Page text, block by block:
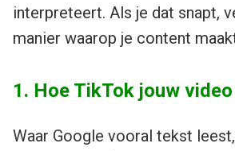
interpreteert. Als je dat snapt,
manier waarop je content
1. Hoe TikTok jouw
Waar Google vooral tekst